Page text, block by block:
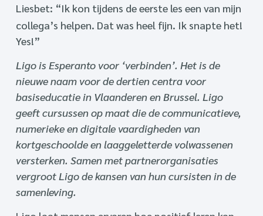
Liesbet: “Ik kon tijdens de eerste les een van mijn
collega’s helpen. Dat was heel fijn. Ik snapte het!
Yes!”
Ligo is Esperanto voor ‘verbinden’. Het is de
nieuwe naam voor de dertien centra voor
basiseducatie in Vlaanderen en Brussel. Ligo
geeft cursussen op maat die de communicatieve,
numerieke en digitale vaardigheden van
kortgeschoolde en laaggeletterde volwassenen
versterken. Samen met partnerorganisaties
vergroot Ligo de kansen van hun cursisten in de
samenleving.